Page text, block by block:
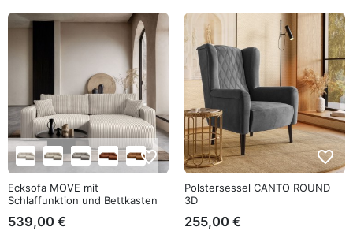
favorite_border
Ecksofa MOVE mit
Schlaffunktion und Bettkasten
539,00 €
favorite_border
Polstersessel CANTO ROUND
3D
255,00 €